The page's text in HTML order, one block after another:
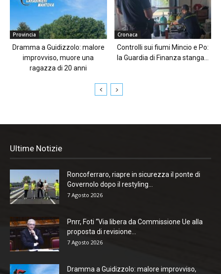
Provincia
Dramma a Guidizzolo: malore
improvviso, muore una
ragazza di 20 anni
Cronaca
Controlli sui fiumi Mincio e Po:
la Guardia di Finanza stanga...
Ultime Notizie
Roncoferraro, riapre in sicurezza il ponte di
Governolo dopo il restyling...
7 Agosto 2026
Pnrr, Foti “Via libera da Commissione Ue alla
proposta di revisione...
7 Agosto 2026
Dramma a Guidizzolo: malore improvviso,